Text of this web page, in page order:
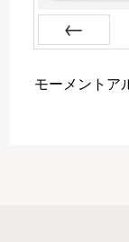
モーメントア